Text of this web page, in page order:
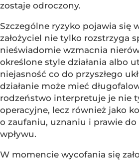
zostaje odroczony.
Szczególne ryzyko pojawia się
założyciel nie tylko rozstrzyga
nieświadomie wzmacnia
określone style działania albo
niejasność co do przyszłego
działanie może mieć
rodzeństwo interpretuje je nie
operacyjne, lecz również jako
o zaufaniu, uznaniu i prawie do
wpływu.
W momencie wycofania się